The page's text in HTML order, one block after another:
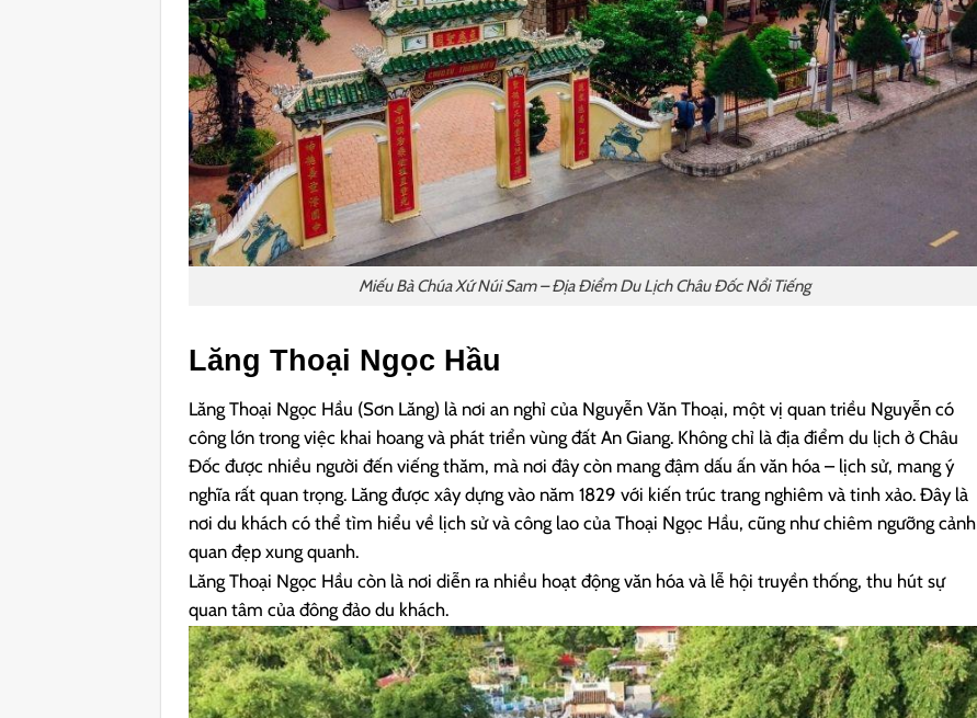
Miếu Bà Chúa Xứ Núi Sam – Địa Điểm Du Lịch Châu Đốc Nổi Tiếng
Lăng Thoại Ngọc Hầu
Lăng Thoại Ngọc Hầu (Sơn Lăng) là nơi an nghỉ của Nguyễn Văn Thoại, một vị quan triều Nguyễn có
công lớn trong việc khai hoang và phát triển vùng đất An Giang. Không chỉ là địa điểm du lịch ở Châu
Đốc được nhiều người đến viếng thăm, mà nơi đây còn mang đậm dấu ấn văn hóa – lịch sử, mang ý
nghĩa rất quan trọng. Lăng được xây dựng vào năm 1829 với kiến trúc trang nghiêm và tinh xảo. Đây là
nơi du khách có thể tìm hiểu về lịch sử và công lao của Thoại Ngọc Hầu, cũng như chiêm ngưỡng cảnh
quan đẹp xung quanh.
Lăng Thoại Ngọc Hầu còn là nơi diễn ra nhiều hoạt động văn hóa và lễ hội truyền thống, thu hút sự
quan tâm của đông đảo du khách.